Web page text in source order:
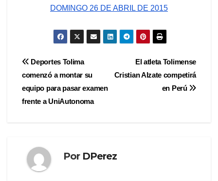
DOMINGO 26 DE ABRIL DE 2015
Navegación
de
entradas
El atleta Tolimense
Cristian Alzate competirá
en Perú
Deportes Tolima
comenzó a montar su
equipo para pasar examen
frente a UniAutonoma
Por DPerez